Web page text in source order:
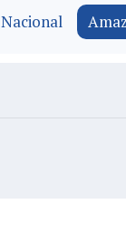
Nacional